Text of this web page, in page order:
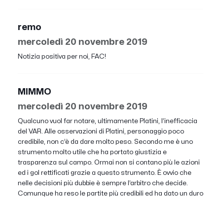
remo
mercoledì 20 novembre 2019
Notizia positiva per noi, FAC!
MIMMO
mercoledì 20 novembre 2019
Qualcuno vuol far notare, ultimamente Platini, l’inefficacia
del VAR. Alle osservazioni di Platini, personaggio poco
credibile, non c’è da dare molto peso. Secondo me è uno
strumento molto utile che ha portato giustizia e
trasparenza sul campo. Ormai non si contano più le azioni
ed i gol rettificati grazie a questo strumento. È ovvio che
nelle decisioni più dubbie è sempre l’arbitro che decide.
Comunque ha reso le partite più credibili ed ha dato un duro